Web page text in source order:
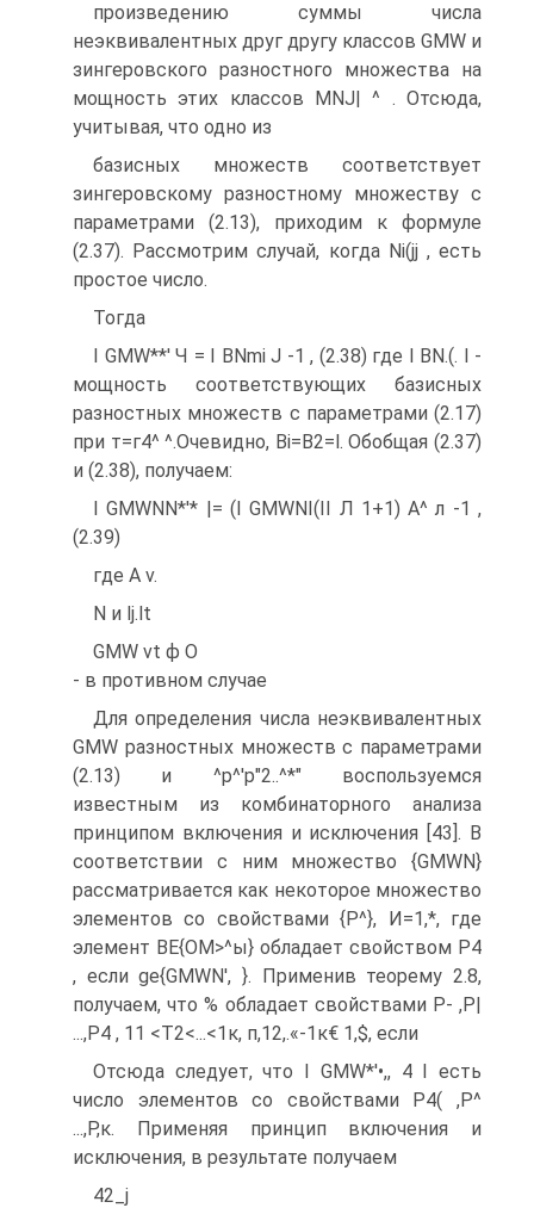
произведению суммы числа
неэквивалентных друг другу классов GMW и
зингеровского разностного множества на
мощность этих классов MNJ| ^ . Отсюда,
учитывая, что одно из
базисных множеств соответствует
зингеровскому разностному множеству с
параметрами (2.13), приходим к формуле
(2.37). Рассмотрим случай, когда Ni(jj , есть
простое число.
Тогда
I GMW**' Ч = I BNmi J -1 , (2.38) где I BN.(. I -
мощность соответствующих базисных
разностных множеств с параметрами (2.17)
при т=г4^ ^.Очевидно, Bi=B2=l. Обобщая (2.37)
и (2.38), получаем:
I GMWNN*'* |= (I GMWNI(II Л 1+1) А^ л -1 ,
(2.39)
где A v.
N и lj.lt
GMW vt ф О
- в противном случае
Для определения числа неэквивалентных
GMW разностных множеств с параметрами
(2.13) и ^р^'р"2..^*" воспользуемся
известным из комбинаторного анализа
принципом включения и исключения [43]. В
соответствии с ним множество {GMWN}
рассматривается как некоторое множество
элементов со свойствами {Р^}, И=1,*, где
элемент ВЕ{ОМ>^ы} обладает свойством Р4
, если ge{GMWN', }. Применив теорему 2.8,
получаем, что % обладает свойствами Р- ,Р|
...,Р4 , 11 <Т2<...<1к, п,12,.«-1к€ 1,$, если
Отсюда следует, что I GMW*'•,, 4 I есть
число элементов со свойствами Р4( ,Р^
...,Р,к. Применяя принцип включения и
исключения, в результате получаем
42_j